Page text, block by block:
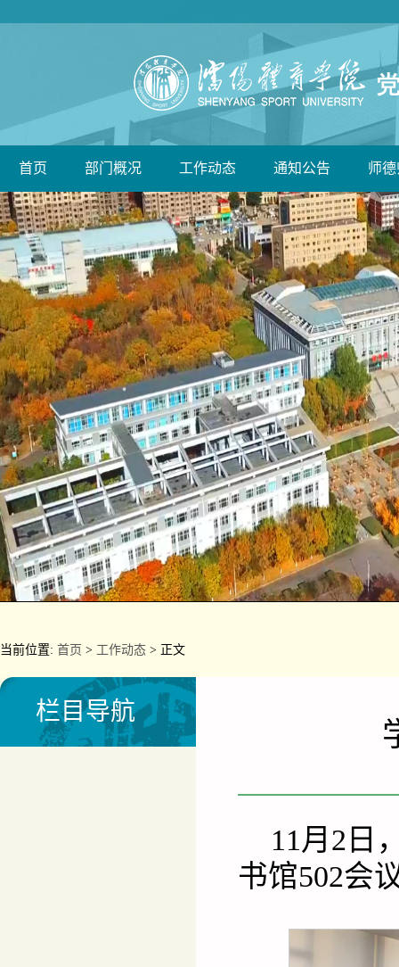
首页 部门概况 工作动态 通知公告 师
当前位置: 首页 > 工作动态 > 正文
栏目导航
11月2日
书馆502会